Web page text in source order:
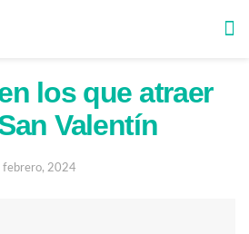
los que atraer
Valentín
febrero, 2024